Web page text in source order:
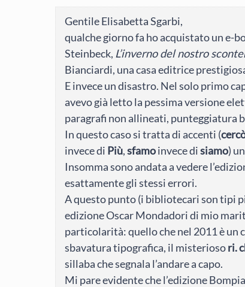
Gentile Elisabetta Sgarbi,
qualche giorno fa ho acquistato un e-
Steinbeck, L’inverno del nostro
Bianciardi, una casa editrice
E invece un disastro. Nel solo primo
avevo già letto la pessima versione
paragrafi non allineati, punteggiatura
In questo caso si tratta di accenti (
invece di Più,sfamoinvece disiamo)
Insomma sono andata a vedere
esattamente gli stessi errori.
A questo punto (i bibliotecari son tipi
edizione Oscar Mondadori di mio
particolarità: quello che nel 2011 è un
sbavatura tipografica, il misteriosori.
sillaba che segnala l’andare a capo.
Mi pare evidente che l’edizione